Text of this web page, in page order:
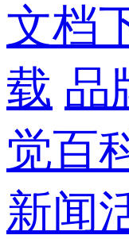
文档
载 品
觉百
新闻